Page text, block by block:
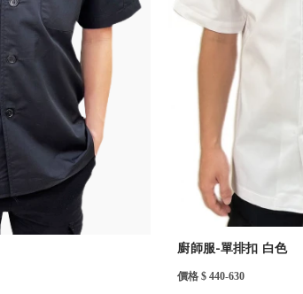
廚師服-單排扣 白色
價格 $ 440-630